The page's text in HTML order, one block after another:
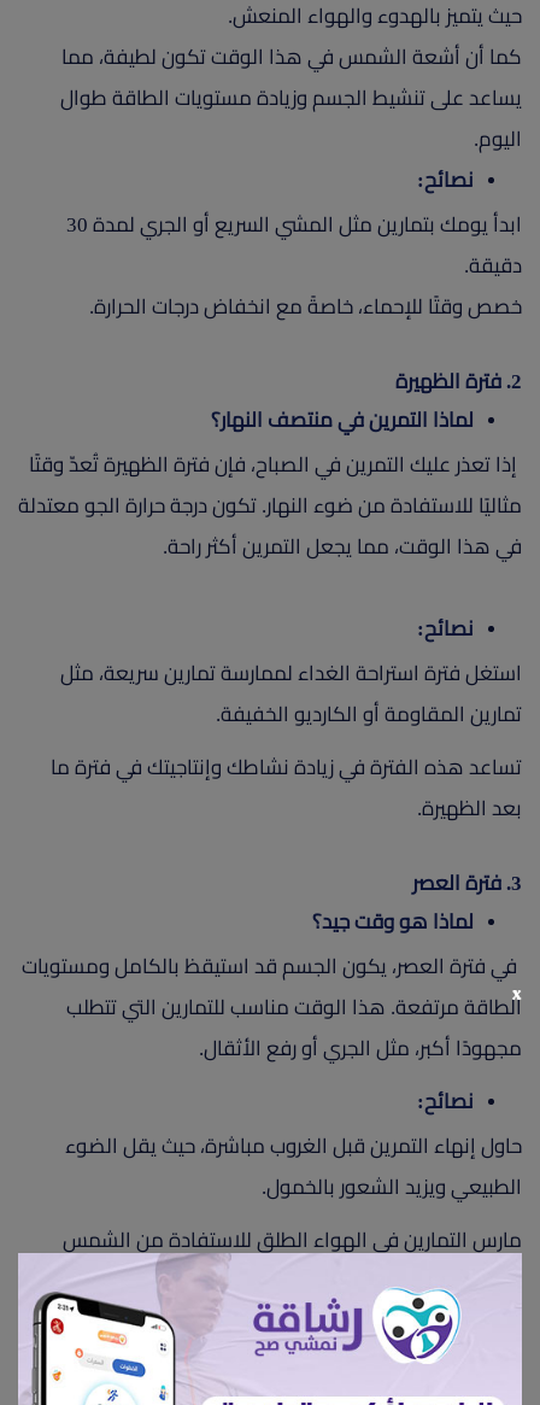
حيث يتميز بالهدوء والهواء المنعش.
كما أن أشعة الشمس في هذا الوقت تكون لطيفة، مما
يساعد على تنشيط الجسم وزيادة مستويات الطاقة طوال
اليوم.
نصائح:
ابدأ يومك بتمارين مثل المشي السريع أو الجري لمدة 30
دقيقة.
خصص وقتًا للإحماء، خاصةً مع انخفاض درجات الحرارة.
2. فترة الظهيرة
لماذا التمرين في منتصف النهار؟
إذا تعذر عليك التمرين في الصباح، فإن فترة الظهيرة تُعدّ وقتًا
مثاليًا للاستفادة من ضوء النهار. تكون درجة حرارة الجو معتدلة
في هذا الوقت، مما يجعل التمرين أكثر راحة.
نصائح:
استغل فترة استراحة الغداء لممارسة تمارين سريعة، مثل
تمارين المقاومة أو الكارديو الخفيفة.
تساعد هذه الفترة في زيادة نشاطك وإنتاجيتك في فترة ما
بعد الظهيرة.
3. فترة العصر
لماذا هو وقت جيد؟
في فترة العصر، يكون الجسم قد استيقظ بالكامل ومستويات
الطاقة مرتفعة. هذا الوقت مناسب للتمارين التي تتطلب
مجهودًا أكبر، مثل الجري أو رفع الأثقال.
نصائح:
حاول إنهاء التمرين قبل الغروب مباشرة، حيث يقل الضوء
الطبيعي ويزيد الشعور بالخمول.
مارس التمارين في الهواء الطلق للاستفادة من الشمس
والهواء النقي.
كيف تحقق أقصى استفادة من التمارين في الخريف؟
x